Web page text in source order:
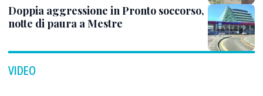
Doppia aggressione in Pronto soccorso,
notte di paura a Mestre
VIDEO